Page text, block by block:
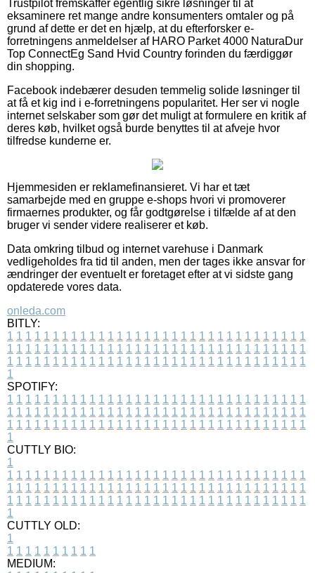
Trustpilot fremskaffer egentlig sikre løsninger til at
eksaminere ret mange andre konsumenters omtaler og på
grund af dette er det en hjælp, at du efterforsker e-
forretningens anmeldelser af HARO Parket 4000 NaturaDur
Top ConnectEg Sand Hvid Country forinden du færdiggør
din shopping.
Facebook indebærer desuden temmelig solide løsninger til
at få et kig ind i e-forretningens popularitet. Her ser vi nogle
internet selskaber som gør det muligt at formulere en kritik af
deres køb, hvilket også burde benyttes til at afveje hvor
tilfredse kunderne er.
Hjemmesiden er reklamefinansieret. Vi har et tæt
samarbejde med en gruppe e-shops hvori vi promoverer
firmaernes produkter, og får godtgørelse i tilfælde af at den
bruger vi sender videre realiserer et køb.
Data omkring tilbud og internet varehuse i Danmark
vedligeholdes fra tid til anden, men der tages ikke ansvar for
ændringer der eventuelt er foretaget efter at vi sidste gang
opdaterede vores data.
onleda.com
BITLY:
1 1 1 1 1 1 1 1 1 1 1 1 1 1 1 1 1 1 1 1 1 1 1 1 1 1 1 1 1 1 1 1 1
1 1 1 1 1 1 1 1 1 1 1 1 1 1 1 1 1 1 1 1 1 1 1 1 1 1 1 1 1 1 1 1 1
1 1 1 1 1 1 1 1 1 1 1 1 1 1 1 1 1 1 1 1 1 1 1 1 1 1 1 1 1 1 1 1 1
1
SPOTIFY:
1 1 1 1 1 1 1 1 1 1 1 1 1 1 1 1 1 1 1 1 1 1 1 1 1 1 1 1 1 1 1 1 1
1 1 1 1 1 1 1 1 1 1 1 1 1 1 1 1 1 1 1 1 1 1 1 1 1 1 1 1 1 1 1 1 1
1 1 1 1 1 1 1 1 1 1 1 1 1 1 1 1 1 1 1 1 1 1 1 1 1 1 1 1 1 1 1 1 1
1
CUTTLY BIO:
1
1 1 1 1 1 1 1 1 1 1 1 1 1 1 1 1 1 1 1 1 1 1 1 1 1 1 1 1 1 1 1 1 1
1 1 1 1 1 1 1 1 1 1 1 1 1 1 1 1 1 1 1 1 1 1 1 1 1 1 1 1 1 1 1 1 1
1 1 1 1 1 1 1 1 1 1 1 1 1 1 1 1 1 1 1 1 1 1 1 1 1 1 1 1 1 1 1 1 1
1
CUTTLY OLD:
1
1 1 1 1 1 1 1 1 1 1
MEDIUM: